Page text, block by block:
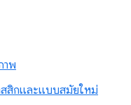
าพ
สิกและแบบสมัยใหม่